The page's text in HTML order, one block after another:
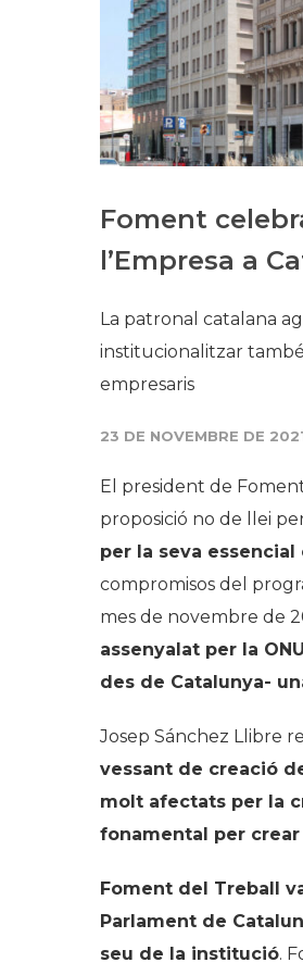
Foment
l’Empresa a
La patronal catalana
institucionalitzar
empresaris
23 DE NOVEMBRE DE
El president de
proposició no de llei
per la seva
compromisos del
mes de novembre de
assenyalat per la
des de Catalunya-
Josep Sánchez Llibre
vessant de creació
molt afectats per la
fonamental per
Foment del Treball
Parlament de
seu de la institució.